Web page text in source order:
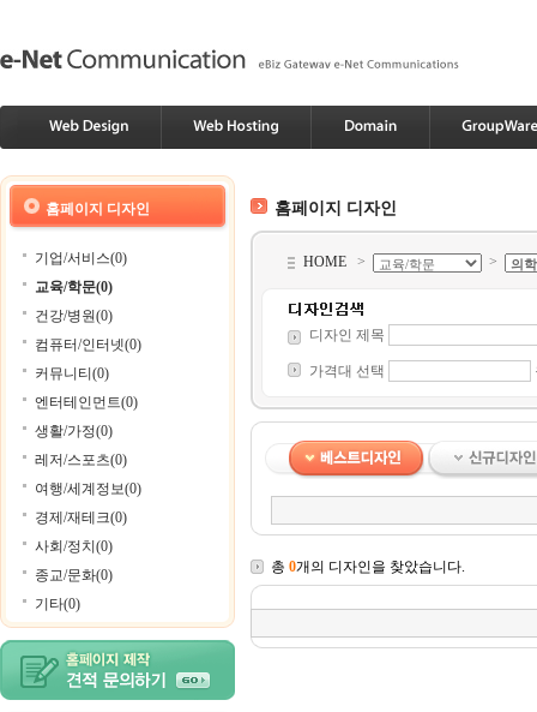
홈페이지 디자인
기업/서비스(0)
교육/학문(0)
건강/병원(0)
컴퓨터/인터넷(0)
커뮤니티(0)
엔터테인먼트(0)
생활/가정(0)
레저/스포츠(0)
여행/세계정보(0)
경제/재테크(0)
사회/정치(0)
종교/문화(0)
기타(0)
홈페이지 디자인
HOME > >
디자인 제목
가격대 선택
총 0개의 디자인을 찾았습니다.